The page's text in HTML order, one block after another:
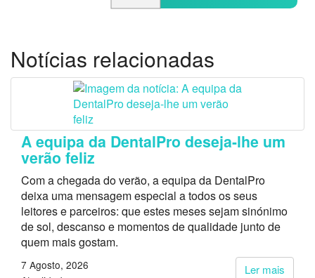
Notícias relacionadas
A equipa da DentalPro deseja-lhe um
verão feliz
Com a chegada do verão, a equipa da DentalPro
deixa uma mensagem especial a todos os seus
leitores e parceiros: que estes meses sejam sinónimo
de sol, descanso e momentos de qualidade junto de
quem mais gostam.
Ler mais
7 Agosto, 2026